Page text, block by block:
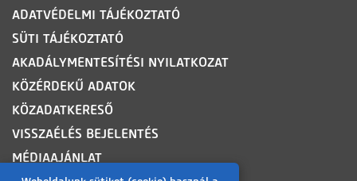
ADATVÉDELMI TÁJÉKOZTATÓ
SÜTI TÁJÉKOZTATÓ
AKADÁLYMENTESÍTÉSI NYILATKOZAT
KÖZÉRDEKŰ ADATOK
KÖZADATKERESŐ
VISSZAÉLÉS BEJELENTÉS
MÉDIAAJÁNLAT